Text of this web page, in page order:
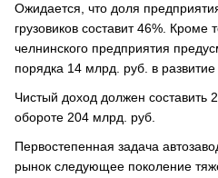
Ожидается, что доля
грузовиков составит 46%. Кроме
челнинского предприятия
порядка 14 млрд. руб. в развитие
Чистый доход должен
обороте 204 млрд. руб.
Первостепенная задача
рынок следующее поколение